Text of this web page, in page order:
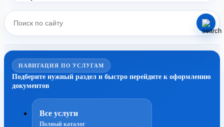
НАВИГАЦИЯ ПО УСЛУГАМ
Подберите нужный раздел и быстро перейдите к оформлению
документов
Все услуги
Полный каталог